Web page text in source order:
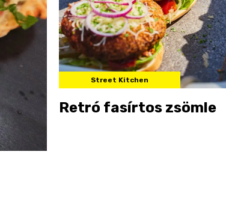
Street Kitchen
Retró fasírtos zsömle